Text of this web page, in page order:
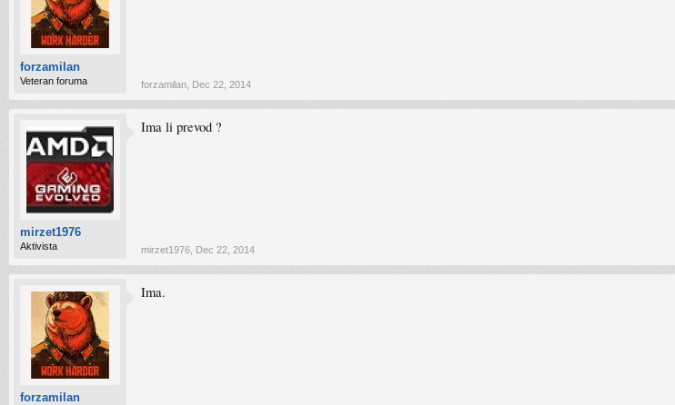
forzamilan
Veteran foruma forzamilan Dec 22, 2014
mirzet1976
Aktivista
Ima li prevod ?
mirzet1976 Dec 22, 2014
forzamilan
Ima.